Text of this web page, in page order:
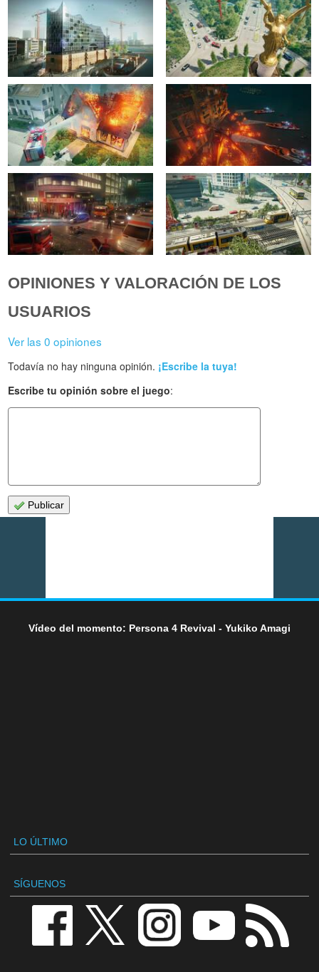
OPINIONES Y VALORACIÓN DE LOS
USUARIOS
Ver las 0 opiniones
Todavía no hay ninguna opinión. ¡Escribe la tuya!
Escribe tu opinión sobre el juego:
Publicar
Vídeo del momento: Persona 4 Revival - Yukiko Amagi
LO ÚLTIMO
SÍGUENOS